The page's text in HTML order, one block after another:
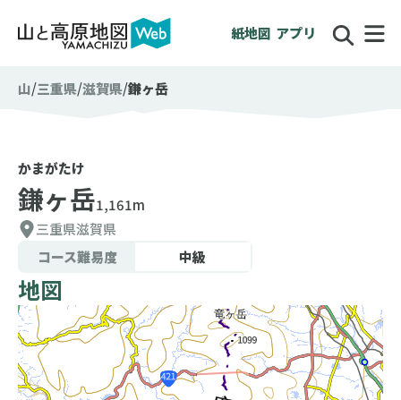
紙地図 アプリ
山 三重県 滋賀県 鎌ヶ岳
かまがたけ
鎌ヶ岳1,161m
三重県滋賀県
コース難易度
中級
地図